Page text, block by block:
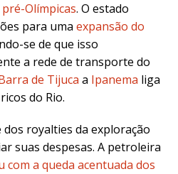
Olímpicas. O estado
para uma expansão do
se de que isso
a rede de transporte do
de Tijuca a Ipanema liga
do Rio.
royalties da exploração
suas despesas. A petroleira
com a queda acentuada dos